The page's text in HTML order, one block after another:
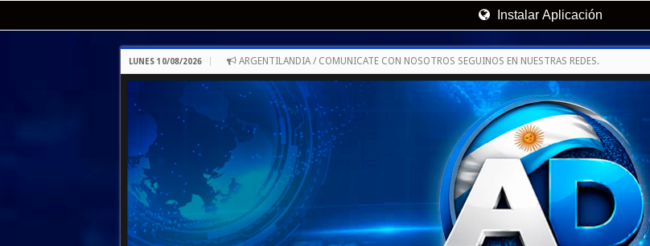
Instalar Aplicación
LUNES 10/08/2026 ARGENTILANDIA / COMUNICATE CON NOSOTROS SEGUINOS EN NUESTRAS REDES.